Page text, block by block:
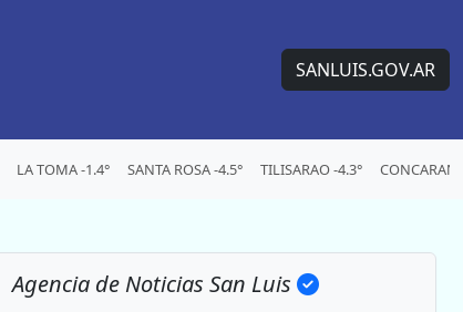
SANLUIS.GOV.AR
LA TOMA -1.4° SANTA ROSA -4.5° TILISARAO -4.3° CONCARAN
Agencia de Noticias San Luis